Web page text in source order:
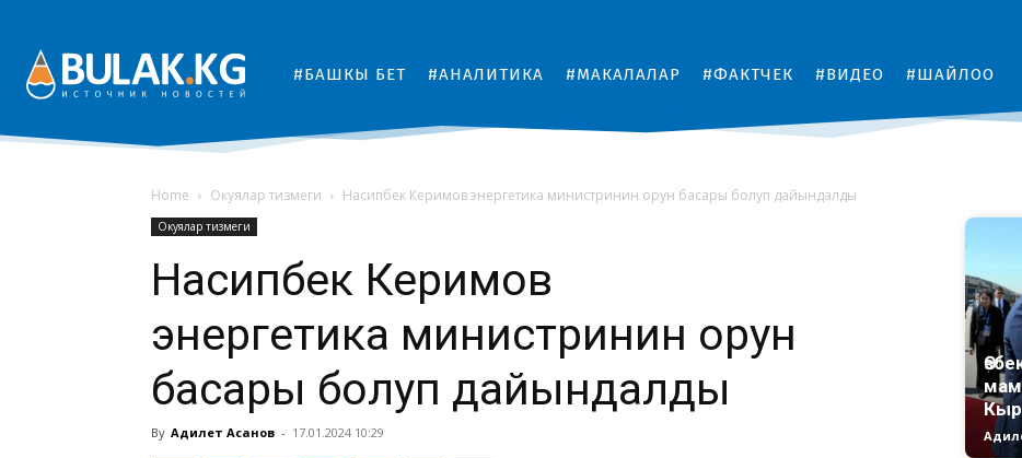
#БАШКЫ БЕТ #АНАЛИТИКА #МАКАЛАЛАР #ФАКТЧЕК #ВИДЕО #ШАЙЛОО
Home Окуялар тизмеги Насипбек Керимов энергетика министринин орун басары болуп дайындалды
Окуялар тизмеги
Насипбек Керимов
энергетика министринин орун
басары болуп дайындалды
By Адилет Асанов - 17.01.2024 10:29